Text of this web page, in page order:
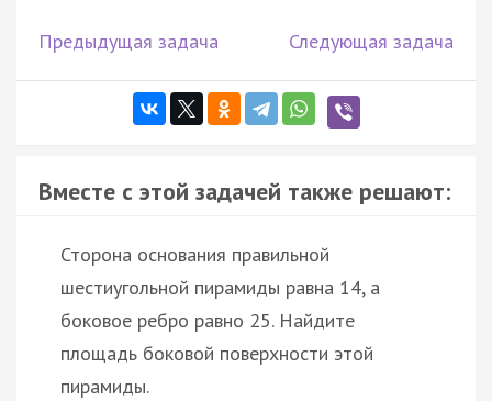
Предыдущая задача Следующая задача
Вместе с этой задачей также решают:
Сторона основания правильной
шестиугольной пирамиды равна 14, а
боковое ребро равно 25. Найдите
площадь боковой поверхности этой
пирамиды.